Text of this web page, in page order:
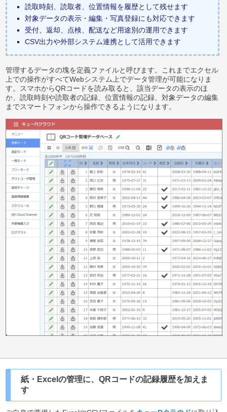
読取時刻、読取者、位置情報を履歴として残せます
対象データの表示・編集・写真登録にも対応できます
受付、返却、点検、配送など用途別の運用できます
CSV出力や外部システム連携として活用できます
管理するデータの塊を定義ファイルと呼びます。これまでエクセル
上での操作がすべてWebシステム上でデータ管理が可能になりま
す。スマホからQRコードを読み取ると、該当データの表示のほ
か、読取時刻や読取者の記録、位置情報の記録、対象データの編集
までスマートフォンから操作できるようになります。
紙・Excelの管理に、QRコードの記録履歴を加えま
す